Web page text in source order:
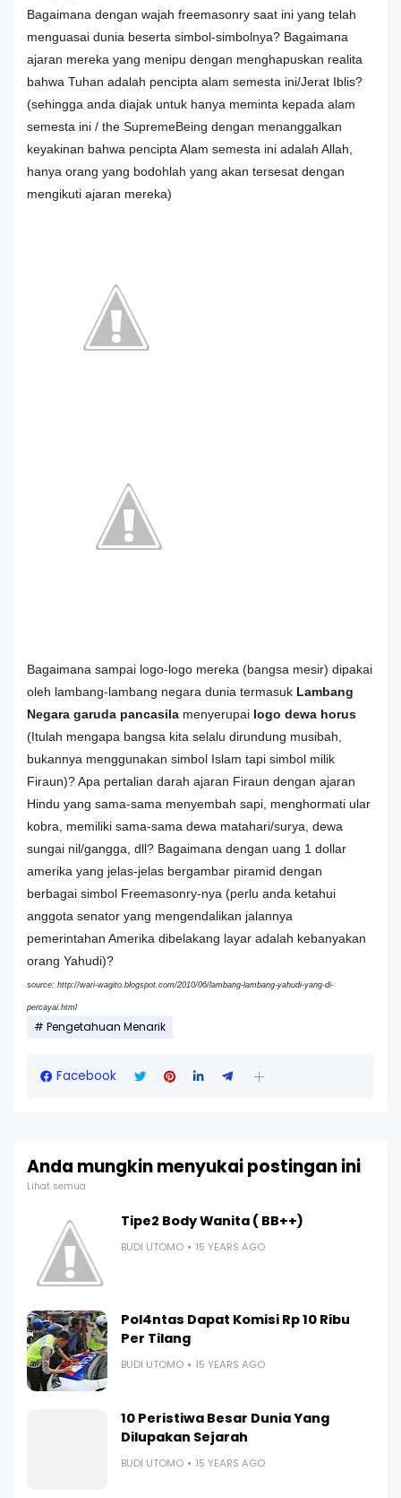
Bagaimana dengan wajah freemasonry saat ini yang telah
menguasai dunia beserta simbol-simbolnya? Bagaimana
ajaran mereka yang menipu dengan menghapuskan realita
bahwa Tuhan adalah pencipta alam semesta ini/Jerat Iblis?
(sehingga anda diajak untuk hanya meminta kepada alam
semesta ini / the SupremeBeing dengan menanggalkan
keyakinan bahwa pencipta Alam semesta ini adalah Allah,
hanya orang yang bodohlah yang akan tersesat dengan
mengikuti ajaran mereka)
Bagaimana sampai logo-logo mereka (bangsa mesir) dipakai
oleh lambang-lambang negara dunia termasuk Lambang
Negara garuda pancasila menyerupai logo dewa horus
(Itulah mengapa bangsa kita selalu dirundung musibah,
bukannya menggunakan simbol Islam tapi simbol milik
Firaun)? Apa pertalian darah ajaran Firaun dengan ajaran
Hindu yang sama-sama menyembah sapi, menghormati ular
kobra, memiliki sama-sama dewa matahari/surya, dewa
sungai nil/gangga, dll? Bagaimana dengan uang 1 dollar
amerika yang jelas-jelas bergambar piramid dengan
berbagai simbol Freemasonry-nya (perlu anda ketahui
anggota senator yang mengendalikan jalannya
pemerintahan Amerika dibelakang layar adalah kebanyakan
orang Yahudi)?
source: http://wari-wagito.blogspot.com/2010/06/lambang-lambang-yahudi-yang-di-
percayai.html
Pengetahuan Menarik
Facebook
Anda mungkin menyukai postingan ini
Lihat semua
Tipe2 Body Wanita ( BB++)
BUDI UTOMO 15 YEARS AGO
Pol4ntas Dapat Komisi Rp 10 Ribu
Per Tilang
BUDI UTOMO 15 YEARS AGO
10 Peristiwa Besar Dunia Yang
Dilupakan Sejarah
BUDI UTOMO 15 YEARS AGO